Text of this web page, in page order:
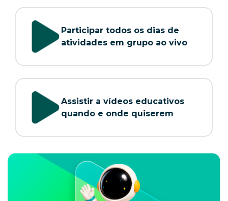
Participar todos os dias de
atividades em grupo ao vivo
Assistir a vídeos educativos
quando e onde quiserem